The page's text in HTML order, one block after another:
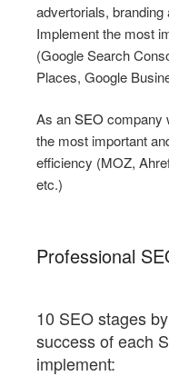
advertorials, branding
Implement the most
(Google Search
Places, Google
As anSEO company
the most important
efficiency (MOZ,
etc.)
Professional
10 SEO stages
success of each
implement: